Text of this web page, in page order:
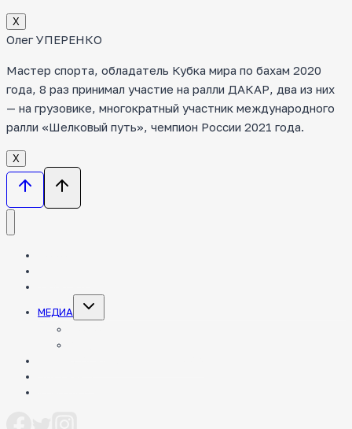
Х
Олег УПЕРЕНКО
Мастер спорта, обладатель Кубка мира по бахам 2020
года, 8 раз принимал участие на ралли ДАКАР, два из них
— на грузовике, многократный участник международного
ралли «Шелковый путь», чемпион России 2021 года.
Х
МЕДИА
Toggle